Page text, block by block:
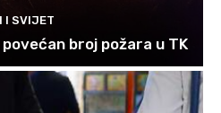
I SVIJET
broj požara u TK